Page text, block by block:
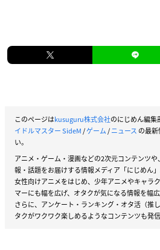
このページはkusuguru株式会社のにじめん編集
イドルマスター SideM/ゲーム/ニュース の最
い。
アニメ・ゲーム・漫画などの2次元コンテンツ
報・話題をお届けする情報メディア「にじめん」
女性向けアニメをはじめ、少年アニメやキャラ
マーにも幅を広げ、オタクが気になる情報を幅
さらに、アンケート・ランキング・オタ活（推
タクがワクワク楽しめるようなコンテンツも発信